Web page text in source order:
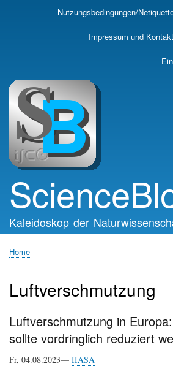
Skip
main
Nutzungsbedingungen/
Impressum und Kontakt
Kaleidoskop der
Home
Luftverschmutzung
Luftverschmutzung in
sollte vordringlich reduziert
Fr, 04.08.2023— IIASA